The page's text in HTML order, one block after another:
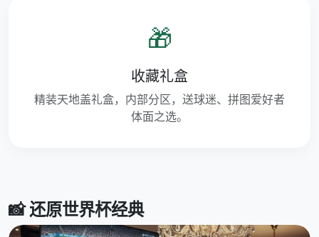
🎁
收藏礼盒
精装天地盖礼盒，内部分区，送球迷、拼图爱好者
体面之选。
📸 还原世界杯经典